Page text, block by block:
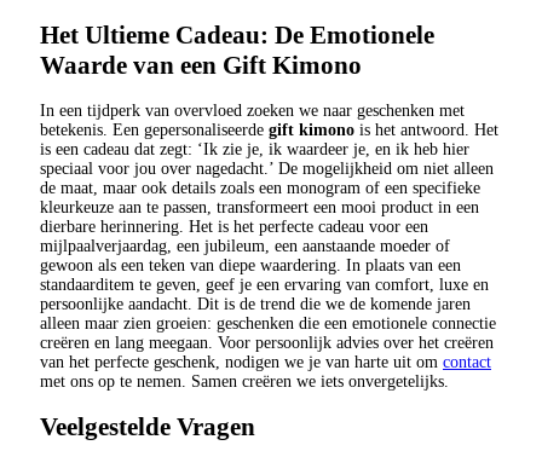
Het Ultieme Cadeau: De Emotionele
Waarde van een Gift Kimono
In een tijdperk van overvloed zoeken we naar geschenken met
betekenis. Een gepersonaliseerde gift kimono is het antwoord. Het
is een cadeau dat zegt: ‘Ik zie je, ik waardeer je, en ik heb hier
speciaal voor jou over nagedacht.’ De mogelijkheid om niet alleen
de maat, maar ook details zoals een monogram of een specifieke
kleurkeuze aan te passen, transformeert een mooi product in een
dierbare herinnering. Het is het perfecte cadeau voor een
mijlpaalverjaardag, een jubileum, een aanstaande moeder of
gewoon als een teken van diepe waardering. In plaats van een
standaarditem te geven, geef je een ervaring van comfort, luxe en
persoonlijke aandacht. Dit is de trend die we de komende jaren
alleen maar zien groeien: geschenken die een emotionele connectie
creëren en lang meegaan. Voor persoonlijk advies over het creëren
van het perfecte geschenk, nodigen we je van harte uit om contact
met ons op te nemen. Samen creëren we iets onvergetelijks.
Veelgestelde Vragen